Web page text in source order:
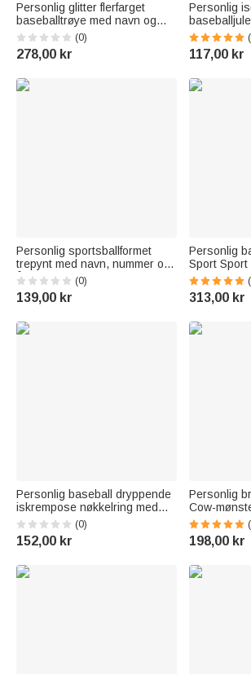
Personlig glitter flerfarget
baseballtrøye med navn og
nummer Daglig trening
Kampdag Julegave til
baseballspillere som elsker
(0)
278,00 kr
Personlig
nummer
117,00 kr
Personlig sportsballformet
trepynt med navn, nummer og
år Festivaldekor julegave til
sportselskere
(0)
139,00 kr
Personlig
Sport
håndtak
Day
313,00 kr
Personlig baseball dryppende
iskrempose nøkkelring med
navn lag bursdagsgave til
baseballentusiaster
(0)
152,00 kr
Personlig
Cow-
med retro
navn
Highland
198,00 kr